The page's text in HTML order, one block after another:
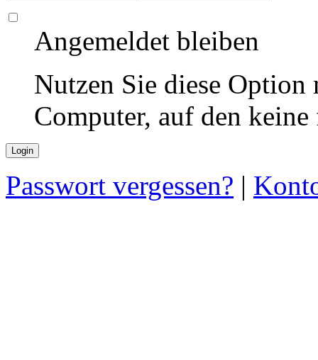
Angemeldet bleiben
Nutzen Sie diese
Computer, auf den
Passwort vergessen? |